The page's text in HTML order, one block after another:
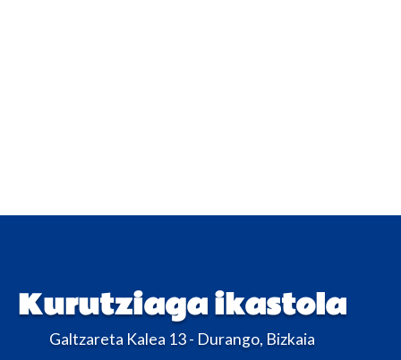
Kurutziaga ikastola
Galtzareta Kalea 13 - Durango, Bizkaia